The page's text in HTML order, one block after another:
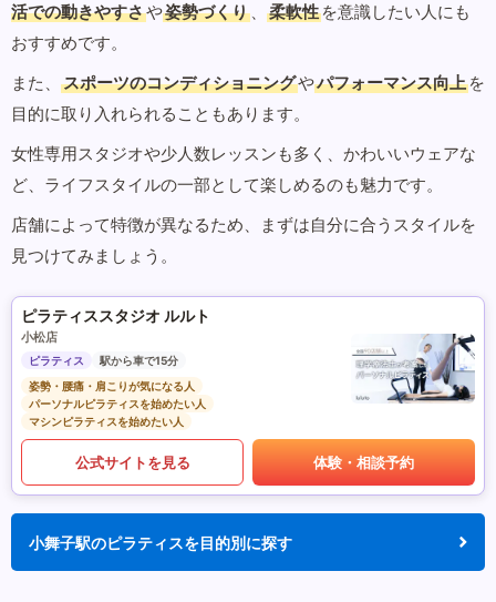
活での動きやすさや姿勢づくり 、 柔軟性 を意識したい人にも
おすすめです。
また、
スポーツのコンディショニングやパフォーマンス向上 を
目的に取り入れられることもあります。
女性専用スタジオや少人数レッスンも多く、かわいいウェアな
ど、ライフスタイルの一部として楽しめるのも魅力です。
店舗によって特徴が異なるため、まずは自分に合うスタイルを
見つけてみましょう。
ピラティススタジオ ルルト
小松店
ピラティス
駅から車で15分
姿勢・腰痛・肩こりが気になる人
パーソナルピラティスを始めたい人
マシンピラティスを始めたい人
公式サイトを見る 体験・相談予約
小舞子駅のピラティスを目的別に探す